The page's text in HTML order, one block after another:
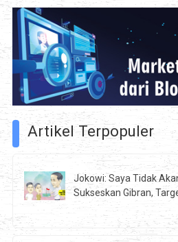
Artikel Terpopuler
Jokowi: Saya Tidak
Sukseskan Gibran,